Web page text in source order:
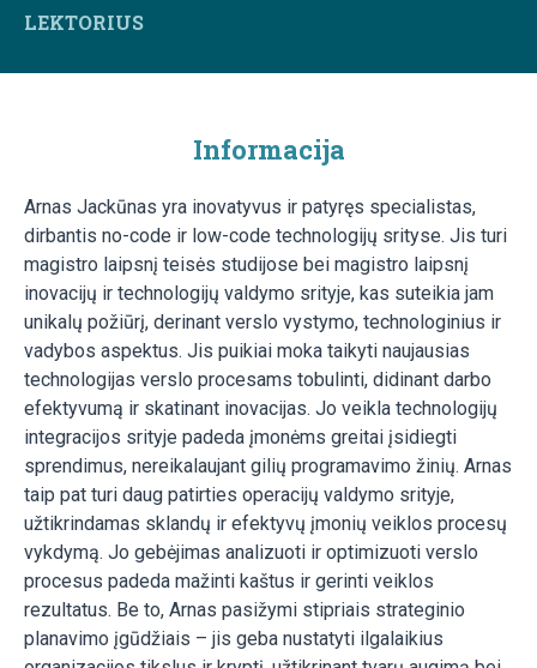
LEKTORIUS
Informacija
Arnas Jackūnas yra inovatyvus ir patyręs specialistas,
dirbantis no-code ir low-code technologijų srityse. Jis turi
magistro laipsnį teisės studijose bei magistro laipsnį
inovacijų ir technologijų valdymo srityje, kas suteikia jam
unikalų požiūrį, derinant verslo vystymo, technologinius ir
vadybos aspektus. Jis puikiai moka taikyti naujausias
technologijas verslo procesams tobulinti, didinant darbo
efektyvumą ir skatinant inovacijas. Jo veikla technologijų
integracijos srityje padeda įmonėms greitai įsidiegti
sprendimus, nereikalaujant gilių programavimo žinių. Arnas
taip pat turi daug patirties operacijų valdymo srityje,
užtikrindamas sklandų ir efektyvų įmonių veiklos procesų
vykdymą. Jo gebėjimas analizuoti ir optimizuoti verslo
procesus padeda mažinti kaštus ir gerinti veiklos
rezultatus. Be to, Arnas pasižymi stipriais strateginio
planavimo įgūdžiais – jis geba nustatyti ilgalaikius